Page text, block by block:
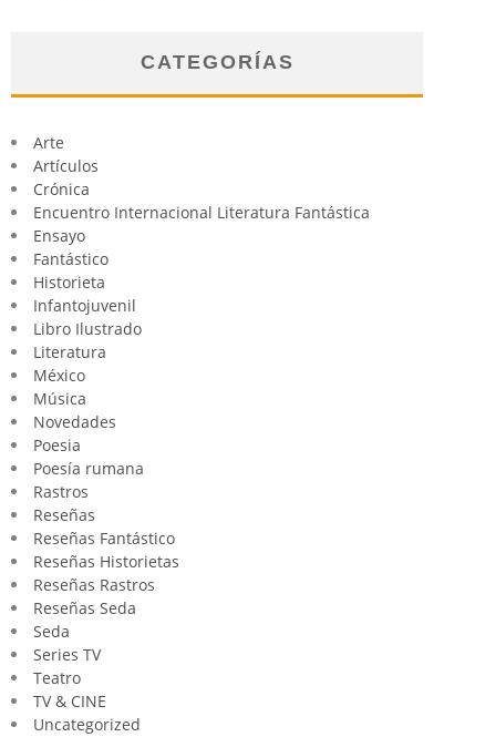
CATEGORÍAS
Arte
Artículos
Crónica
Encuentro Internacional Literatura Fantástica
Ensayo
Fantástico
Historieta
Infantojuvenil
Libro Ilustrado
Literatura
México
Música
Novedades
Poesia
Poesía rumana
Rastros
Reseñas
Reseñas Fantástico
Reseñas Historietas
Reseñas Rastros
Reseñas Seda
Seda
Series TV
Teatro
TV & CINE
Uncategorized